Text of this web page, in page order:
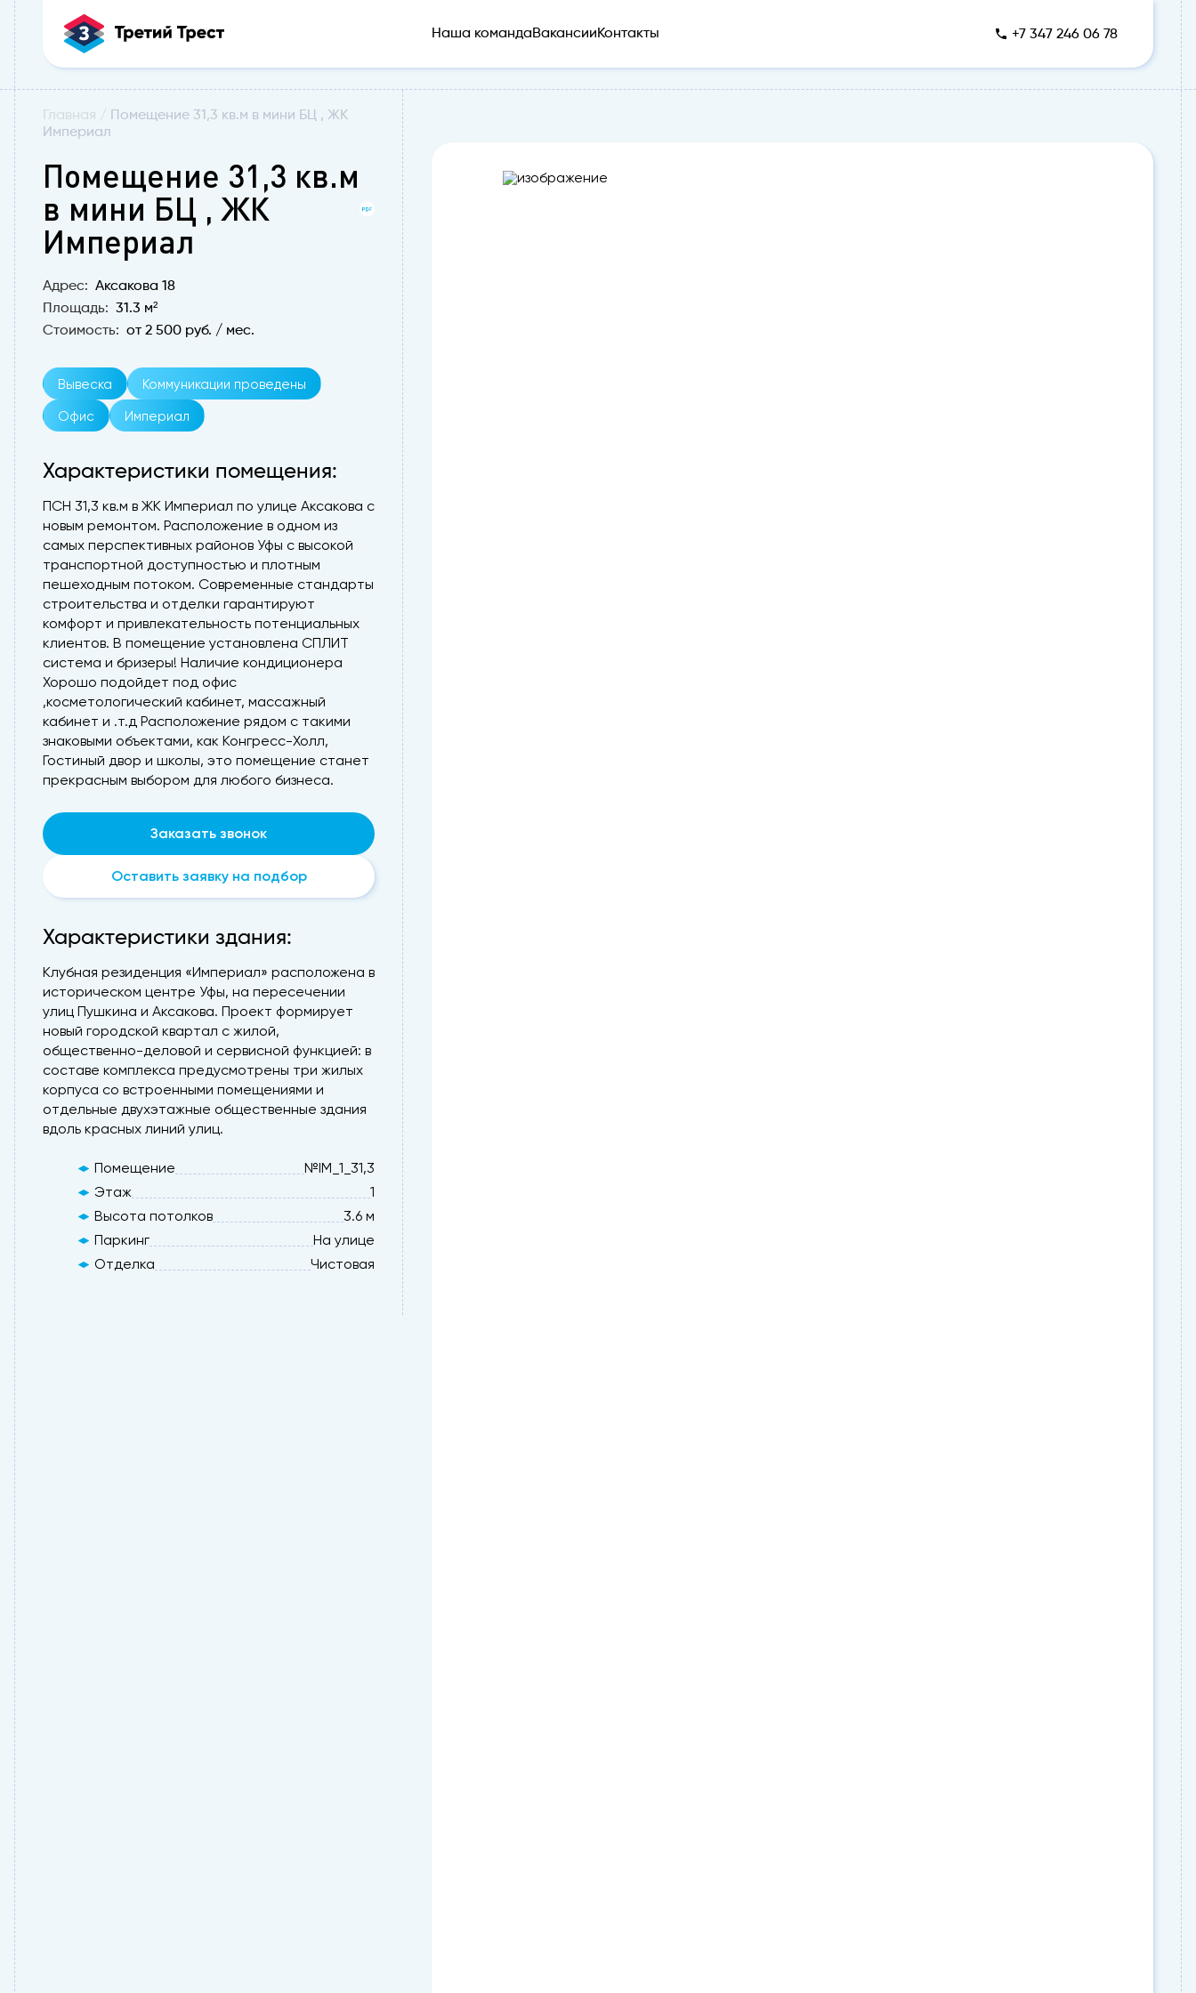
Наша командаВакансииКонтакты +7 347 246 06 78
Главная /
Помещение 31,3 кв.м в мини БЦ , ЖК
Империал
Помещение 31,3 кв.м
в мини БЦ , ЖК
Империал
Адрес: Аксакова 18
Площадь: 31.3 м²
Стоимость: от 2 500 руб. / мес.
Вывеска Коммуникации проведены
Офис Империал
Характеристики помещения:
ПСН 31,3 кв.м в ЖК Империал по улице Аксакова с
новым ремонтом. Расположение в одном из
самых перспективных районов Уфы с высокой
транспортной доступностью и плотным
пешеходным потоком. Современные стандарты
строительства и отделки гарантируют
комфорт и привлекательность потенциальных
клиентов. В помещение установлена СПЛИТ
система и бризеры! Наличие кондиционера
Хорошо подойдет под офис
,косметологический кабинет, массажный
кабинет и .т.д Расположение рядом с такими
знаковыми объектами, как Конгресс-Холл,
Гостиный двор и школы, это помещение станет
прекрасным выбором для любого бизнеса.
Заказать звонок
Оставить заявку на подбор
Характеристики здания:
Клубная резиденция «Империал» расположена в
историческом центре Уфы, на пересечении
улиц Пушкина и Аксакова. Проект формирует
новый городской квартал с жилой,
общественно-деловой и сервисной функцией: в
составе комплекса предусмотрены три жилых
корпуса со встроенными помещениями и
отдельные двухэтажные общественные здания
вдоль красных линий улиц.
Помещение
№IM_1_31,3
Этаж
1
Высота потолков
3.6 м
Паркинг
На улице
Отделка
Чистовая